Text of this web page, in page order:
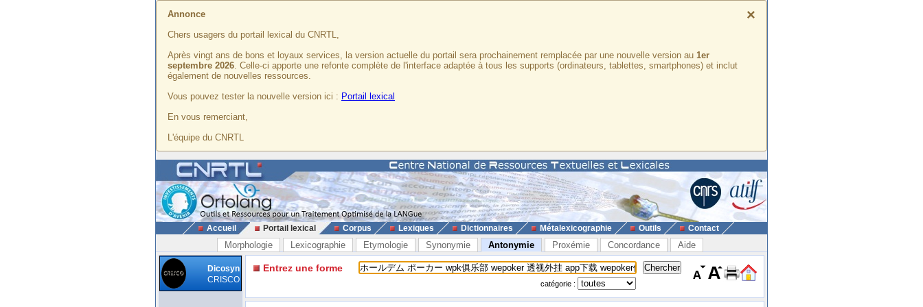
×
Annonce
Chers usagers du portail lexical du CNRTL,
Après vingt ans de bons et loyaux services, la version actuelle du portail sera prochainement remplacée par une nouvelle version au 1er
septembre 2026. Celle-ci apporte une refonte complète de l'interface adaptée à tous les supports (ordinateurs, tablettes, smartphones) et inclut
également de nouvelles ressources.
Vous pouvez tester la nouvelle version ici : Portail lexical
En vous remerciant,
L'équipe du CNRTL
Accueil Portail lexical Corpus Lexiques Dictionnaires Métalexicographie Outils Contact
Morphologie Lexicographie Etymologie Synonymie Antonymie Proxémie Concordance Aide
Dicosyn
CRISCO
Entrez une forme
catégorie :